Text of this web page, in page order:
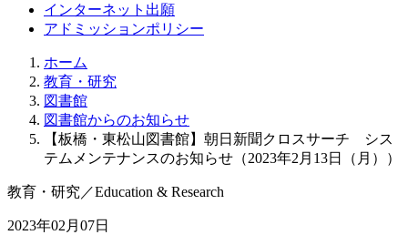
インターネット出願
アドミッションポリシー
ホーム
教育・研究
図書館
図書館からのお知らせ
【板橋・東松山図書館】朝日新聞クロスサーチ シス
テムメンテナンスのお知らせ（2023年2月13日（月））
教育・研究 ／Education & Research
2023年02月07日